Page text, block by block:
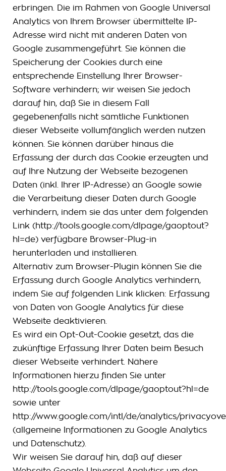
erbringen. Die im Rahmen von Google Universal
Analytics von Ihrem Browser übermittelte IP-
Adresse wird nicht mit anderen Daten von
Google zusammengeführt. Sie können die
Speicherung der Cookies durch eine
entsprechende Einstellung Ihrer Browser-
Software verhindern; wir weisen Sie jedoch
darauf hin, daß Sie in diesem Fall
gegebenenfalls nicht sämtliche Funktionen
dieser Webseite vollumfänglich werden nutzen
können. Sie können darüber hinaus die
Erfassung der durch das Cookie erzeugten und
auf Ihre Nutzung der Webseite bezogenen
Daten (inkl. Ihrer IP-Adresse) an Google sowie
die Verarbeitung dieser Daten durch Google
verhindern, indem sie das unter dem folgenden
Link (http://tools.google.com/dlpage/gaoptout?
hl=de) verfügbare Browser-Plug-in
herunterladen und installieren.
Alternativ zum Browser-Plugin können Sie die
Erfassung durch Google Analytics verhindern,
indem Sie auf folgenden Link klicken: Erfassung
von Daten von Google Analytics für diese
Webseite deaktivieren.
Es wird ein Opt-Out-Cookie gesetzt, das die
zukünftige Erfassung Ihrer Daten beim Besuch
dieser Webseite verhindert. Nähere
Informationen hierzu finden Sie unter
http://tools.google.com/dlpage/gaoptout?hl=de
sowie unter
http://www.google.com/intl/de/analytics/
(allgemeine Informationen zu Google Analytics
und Datenschutz).
Wir weisen Sie darauf hin, daß auf dieser